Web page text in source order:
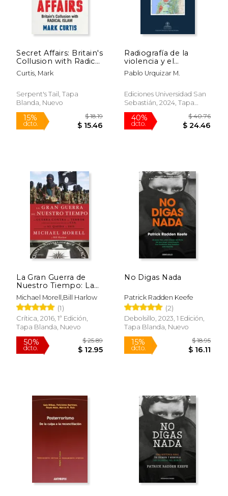
Secret Affairs: Britain's
Collusion with Radical
Islam (en Inglés)
Curtis, Mark
Serpent's Tail, Tapa
Blanda, Nuevo
15%
dcto. $ 15.46
Radiografía de la
violencia y el
terrorismo en la
Macrozona Sur:
actuales
Pablo Urquizar M.
Ediciones Universidad San
Sebastián, 2024, Tapa
Blanda, Nuevo
40%
dcto.
La Gran Guerra de
Nuestro Tiempo: La
Guerra Contra el
Terror Contada Desde
Dentro de la Cia, de al
Qaeda a Isis
Michael Morell,Bill Harlow
(1)
Crítica, 2016, 1ª Edición,
Tapa Blanda, Nuevo
50%
No Digas Nada
Patrick Radden Keefe
(2)
Debolsillo, 2023, 1 Edición,
Tapa Blanda, Nuevo
15%
dcto.